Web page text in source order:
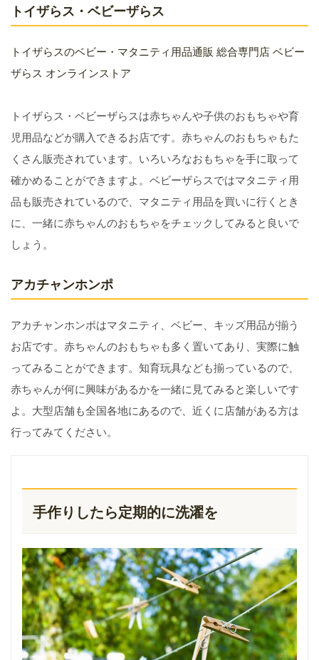
トイザらス・ベビーザらス
トイザらスのベビー・マタニティ用品通販 総合専門店 ベビー
ザらス オンラインストア
トイザらス・ベビーザらスは赤ちゃんや子供のおもちゃや育
児用品などが購入できるお店です。赤ちゃんのおもちゃもた
くさん販売されています。いろいろなおもちゃを手に取って
確かめることができますよ。ベビーザらスではマタニティ用
品も販売されているので、マタニティ用品を買いに行くとき
に、一緒に赤ちゃんのおもちゃをチェックしてみると良いで
しょう。
アカチャンホンポ
アカチャンホンポはマタニティ、ベビー、キッズ用品が揃う
お店です。赤ちゃんのおもちゃも多く置いてあり、実際に触
ってみることができます。知育玩具なども揃っているので、
赤ちゃんが何に興味があるかを一緒に見てみると楽しいです
よ。大型店舗も全国各地にあるので、近くに店舗がある方は
行ってみてください。
手作りしたら定期的に洗濯を